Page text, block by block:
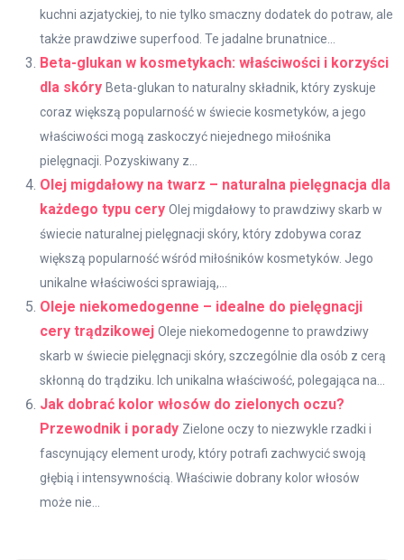
kuchni azjatyckiej, to nie tylko smaczny dodatek do potraw, ale
także prawdziwe superfood. Te jadalne brunatnice...
Beta-glukan w kosmetykach: właściwości i korzyści
dla skóry Beta-glukan to naturalny składnik, który zyskuje
coraz większą popularność w świecie kosmetyków, a jego
właściwości mogą zaskoczyć niejednego miłośnika
pielęgnacji. Pozyskiwany z...
Olej migdałowy na twarz – naturalna pielęgnacja dla
każdego typu cery Olej migdałowy to prawdziwy skarb w
świecie naturalnej pielęgnacji skóry, który zdobywa coraz
większą popularność wśród miłośników kosmetyków. Jego
unikalne właściwości sprawiają,...
Oleje niekomedogenne – idealne do pielęgnacji
cery trądzikowej Oleje niekomedogenne to prawdziwy
skarb w świecie pielęgnacji skóry, szczególnie dla osób z cerą
skłonną do trądziku. Ich unikalna właściwość, polegająca na...
Jak dobrać kolor włosów do zielonych oczu?
Przewodnik i porady Zielone oczy to niezwykle rzadki i
fascynujący element urody, który potrafi zachwycić swoją
głębią i intensywnością. Właściwie dobrany kolor włosów
może nie...